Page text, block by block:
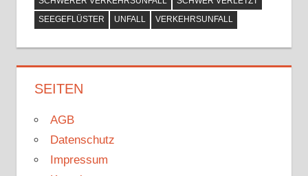
SEEGEFLÜSTER
UNFALL VERKEHRSUNFALL
SEITEN
AGB
Datenschutz
Impressum